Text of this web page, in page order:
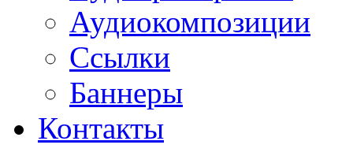
Аудиокомпозиции
Ссылки
Баннеры
Контакты